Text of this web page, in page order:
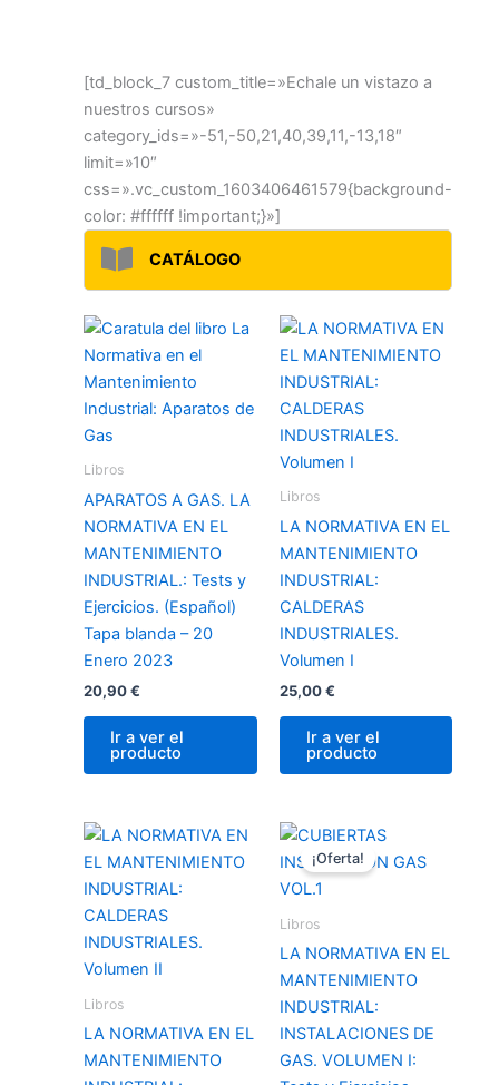
[td_block_7 custom_title=»Echale un vistazo a
nuestros cursos»
category_ids=»-51,-50,21,40,39,11,-13,18″
limit=»10″
css=».vc_custom_1603406461579{background-
color: #ffffff !important;}»]
CATÁLOGO
Libros
APARATOS A GAS. LA
NORMATIVA EN EL
MANTENIMIENTO
INDUSTRIAL.: Tests y
Ejercicios. (Español)
Tapa blanda – 20
Enero 2023
20,90€
Ir a ver el
producto
Libros
LA NORMATIVA EN EL
MANTENIMIENTO
INDUSTRIAL:
CALDERAS
INDUSTRIALES.
Volumen I
25,00€
Ir a ver el
producto
Libros
LA NORMATIVA EN EL
MANTENIMIENTO
¡Oferta!
Libros
LA NORMATIVA EN EL
MANTENIMIENTO
INDUSTRIAL:
INSTALACIONES DE
GAS. VOLUMEN I:
El
precio
original actual